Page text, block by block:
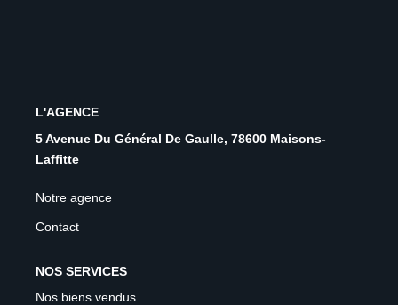
L'AGENCE
5 Avenue Du Général De Gaulle, 78600 Maisons-
Laffitte
Notre agence
Contact
NOS SERVICES
Nos biens vendus